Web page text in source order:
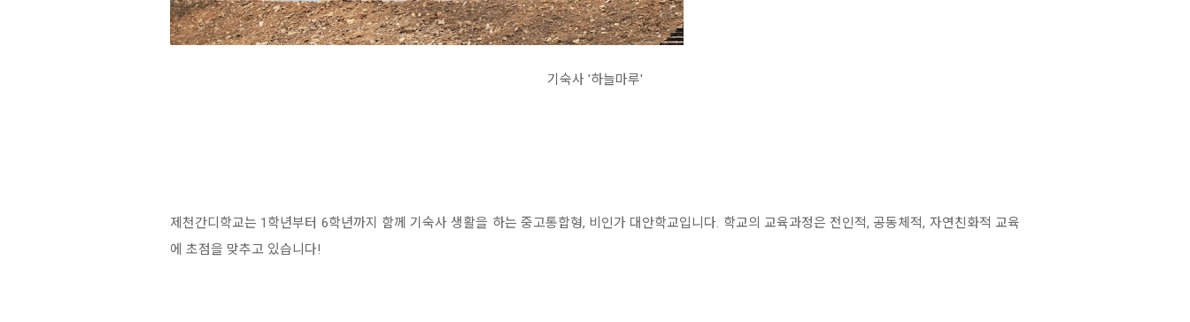
기숙사 '하늘마루'
제천간디학교는 1학년부터 6학년까지 함께 기숙사 생활을 하는 중고통합형, 비인가 대안학교입니다. 학교의 교육과정은 전인적, 공동체적, 자연친화적 교육
에 초점을 맞추고 있습니다!